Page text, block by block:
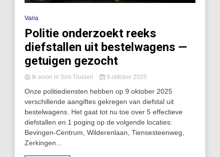
Varia
Politie onderzoekt reeks
diefstallen uit bestelwagens —
getuigen gezocht
Ik woon in Sint-Truiden 9 oktober 2025
Onze politiediensten hebben op 9 oktober 2025
verschillende aangiftes gekregen van diefstal uit
bestelwagens. Het gaat tot nu toe over 5 effectieve
diefstallen en 1 poging op de volgende locaties:
Bevingen-Centrum, Wilderenlaan, Tiense­steenweg,
Zerkingen...